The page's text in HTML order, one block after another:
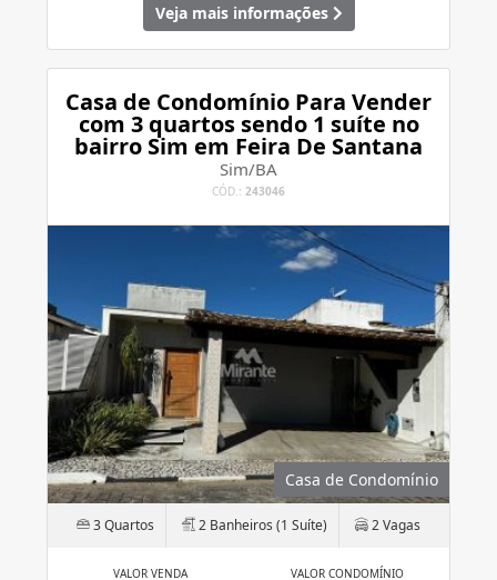
Veja mais informações
Casa de Condomínio Para Vender
com 3 quartos sendo 1 suíte no
bairro Sim em Feira De Santana
Sim/BA
CÓD.: 243046
Casa de Condomínio
3 Quartos 2 Banheiros (1 Suíte) 2 Vagas
VALOR VENDA VALOR CONDOMÍNIO